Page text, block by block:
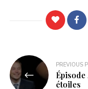
Navigation
de
PREVIOUS
Épisode
étoiles